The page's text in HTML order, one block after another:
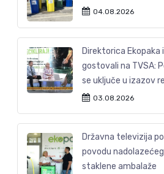
04.08.2026
Direktorica Ekopaka
gostovali na TVSA:
se uključe u izazov
03.08.2026
Državna televizija
povodu
staklene ambalaže